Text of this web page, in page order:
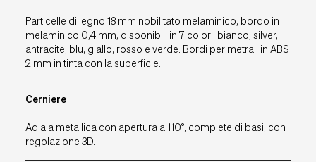
Particelle di legno 18 mm nobilitato melaminico, bordo in
melaminico 0,4 mm, disponibili in 7 colori: bianco, silver,
antracite, blu, giallo, rosso e verde. Bordi perimetrali in ABS
2 mm in tinta con la superficie.
Cerniere
Ad ala metallica con apertura a 110°, complete di basi, con
regolazione 3D.